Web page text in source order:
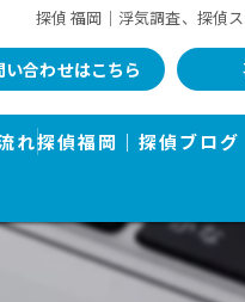
探偵 福岡｜浮気調査、探偵
い合わせはこちら
れ探偵福岡｜探偵ブロ